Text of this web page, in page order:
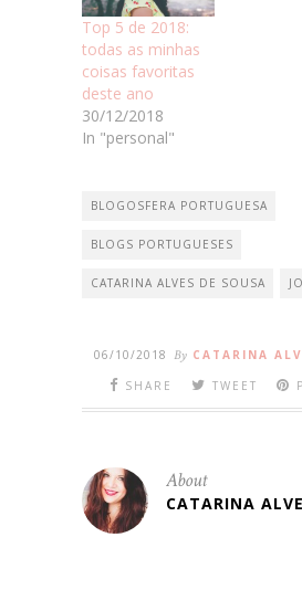
Top 5 de 2018:
todas as minhas
coisas favoritas
deste ano
30/12/2018
In "personal"
BLOGOSFERA PORTUGUESA
BLOGS PORTUGUESES
CATARINA ALVES DE SOUSA
06/10/2018 By CATARINA
SHARE
TWEET
About
CATARINA